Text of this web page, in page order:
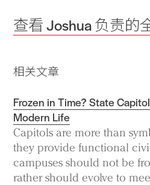
查看 Joshua 负责的
相关文章
Frozen in Time? State
Modern Life
Capitols are more than
they provide functional
campuses should not be
rather should evolve to